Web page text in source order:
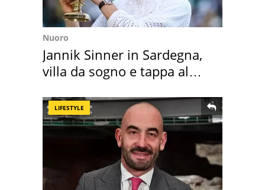
Nuoro
Jannik Sinner in Sardegna,
villa da sogno e tappa al
LIFESTYLE